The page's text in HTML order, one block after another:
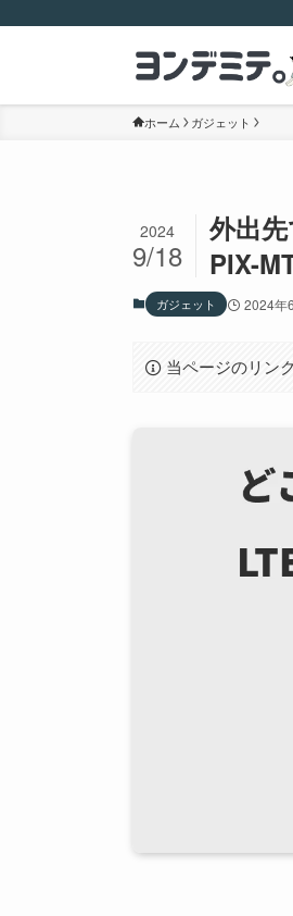
ホーム ガジェット
外出
PIX-
2024
9/18
ガジェット 2024年
当ページのリン